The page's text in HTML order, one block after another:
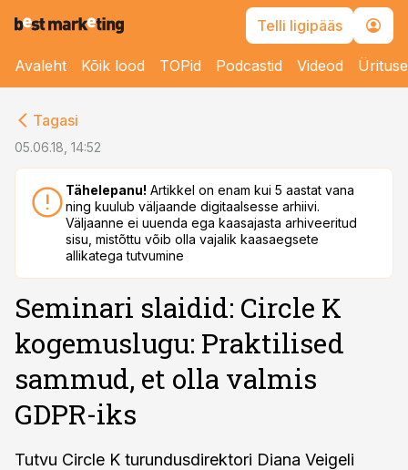
Telli ligipääs
Avaleht Kõik lood TOPid Podcastid Videod
Tagasi
05.06.18, 14:52
Tähelepanu! Artikkel on enam kui 5 aastat vana
ning kuulub väljaande digitaalsesse arhiivi.
Väljaanne ei uuenda ega kaasajasta arhiveeritud
sisu, mistõttu võib olla vajalik kaasaegsete
allikatega tutvumine
Seminari slaidid: Circle K
kogemuslugu: Praktilised
sammud, et olla valmis
GDPR-iks
Tutvu Circle K turundusdirektori Diana Veigeli